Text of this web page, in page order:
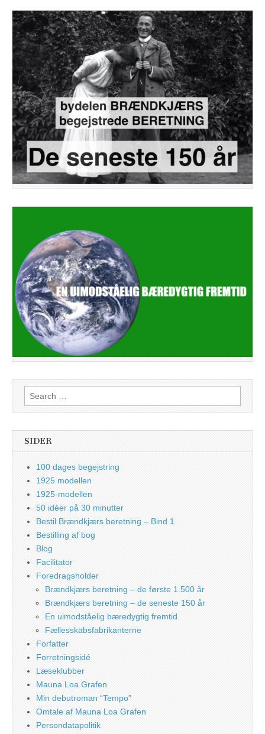
Search
for:
SIDER
100 dages begejstring
1925 modellen
1925-modellen
50 idéer på 30 minutter
Bestil Brændkjærs beretning – Bind 1
Bestilling af bog
Blog
Facilitator
Foredragsholder
Brændkjærs beretning – de første 1.500 år
Brændkjærs beretning – de seneste 150 år
En uimodståelig bæredygtig fremtid
Fællesskabsfabrikanterne
Forfatter
Forretningsidé
Læseklubber
Mauna Loa Grafen
Min debutroman “Tempo”
Omtale af Mauna Loa Grafen
Persondatapolitik